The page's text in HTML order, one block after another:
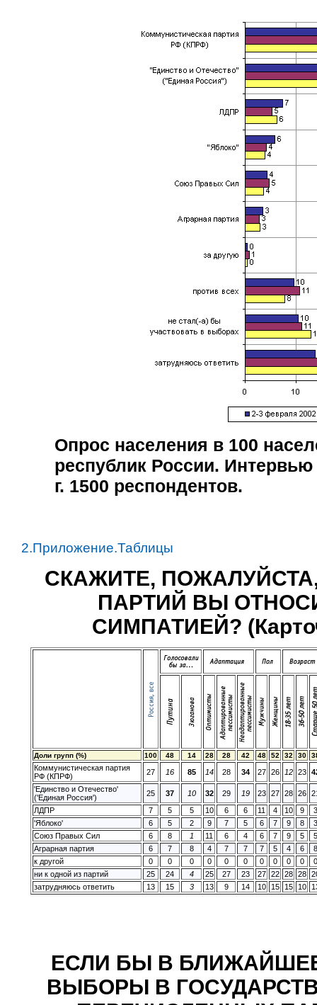
Опрос населения в 100
республик России.
г. 1500 респондентов.
2.Приложение.Таблицы
СКАЖИТЕ,
ПАРТИЙ ВЫ
СИМПАТИЕЙ?
Доли групп (%) 100 48 14 28 28 42 48 52 32 30
Коммунистическая партия
РФ (КПРФ)
27 16 85 14 28 34 27 26 12 23
'Единство и Отечество'
('Единая Россия')
25 37 10 32 29 19 23 27 28 26
ЛДПР
7 5 5 10 6 6 11 4 10 9
3
'Яблоко'
6 5 2 9 7 5 6 7 9 8
3
Союз Правых Сил
6 8 1 11 6 4 6 7 9 5
5
Аграрная партия
6 7 8 4 7 7 7 5 4 6
8
к другой
0 0 0 0 0 0 0 0 0 0
0
ни к одной из партий
25 24 4 25 27 23 27 22 28 28
затрудняюсь ответить
13 15 3 13 9 14 10 15 15 10
ЕСЛИ БЫ В
ВЫБОРЫ В